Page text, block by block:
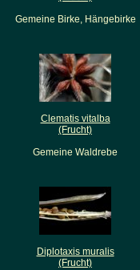
Gemeine Birke, Hängebirke
Clematis vitalba
(Frucht)
Gemeine Waldrebe
Diplotaxis muralis
(Frucht)